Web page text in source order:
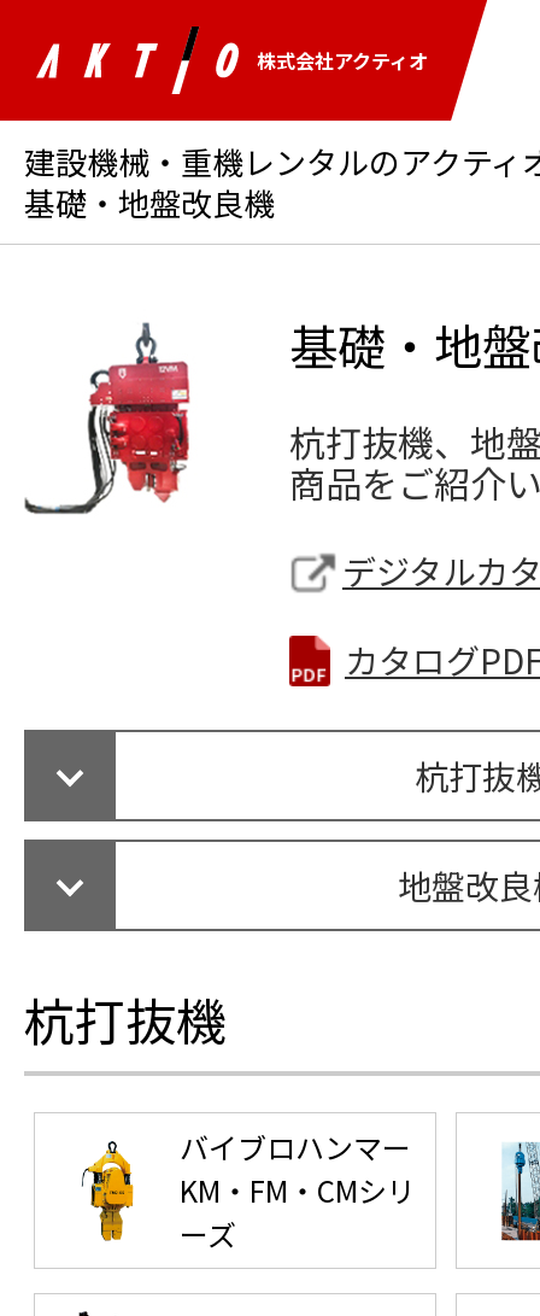
株式会社アクティオ
建設機械・重機レンタルのアクティ
基礎・地盤改良機
基礎・地
杭打抜機、地
商品をご紹介
デジタルカ
カタログ
杭打抜
地盤改
杭打抜機
バイブロハンマー
KM・FM・CMシリ
ーズ